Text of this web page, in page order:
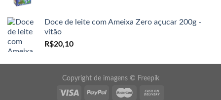
Doce de leite com Ameixa Zero açucar 200g -
vitão
R$20,10
Copyright de imagens © Freepik